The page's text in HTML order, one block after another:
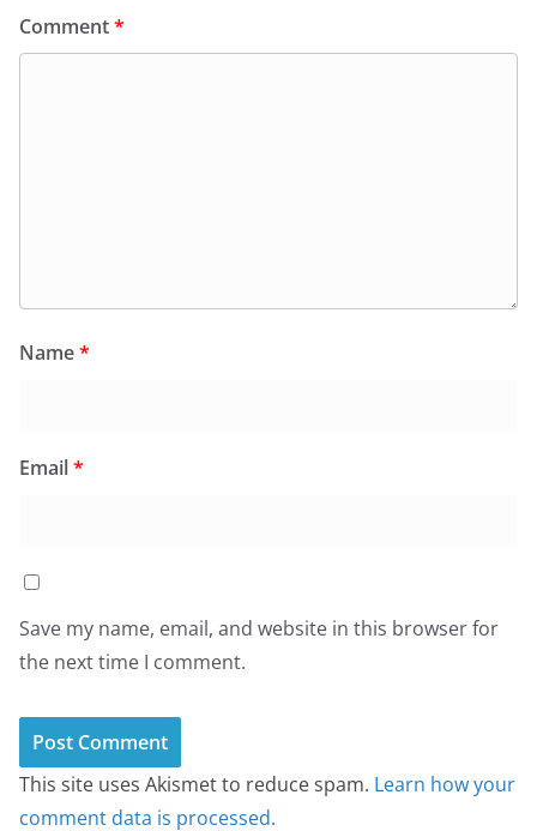
Comment*
Name*
Email*
Save my name, email, and website in this browser for
the next time I comment.
This site uses Akismet to reduce spam. Learn how your
comment data is processed.